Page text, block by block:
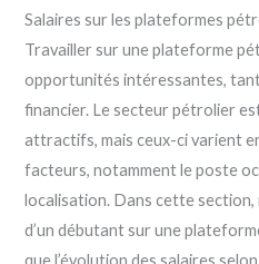
Salaires sur les plateformes
Travailler sur une plateforme
opportunités intéressantes,
financier. Le secteur pétrolier
attractifs, mais ceux-ci varient
facteurs, notamment le poste
localisation. Dans cette section,
d’un débutant sur une
que l’évolution des salaires